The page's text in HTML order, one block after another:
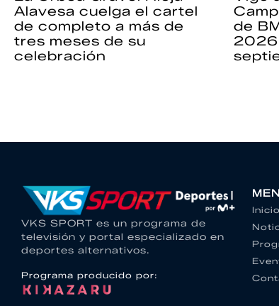
Alavesa cuelga el cartel
de completo a más de
tres meses de su
celebración
de
2026
VKS SPORT es un programa de
televisión y portal especializado en
deportes alternativos.
Programa producido por:
Inicio